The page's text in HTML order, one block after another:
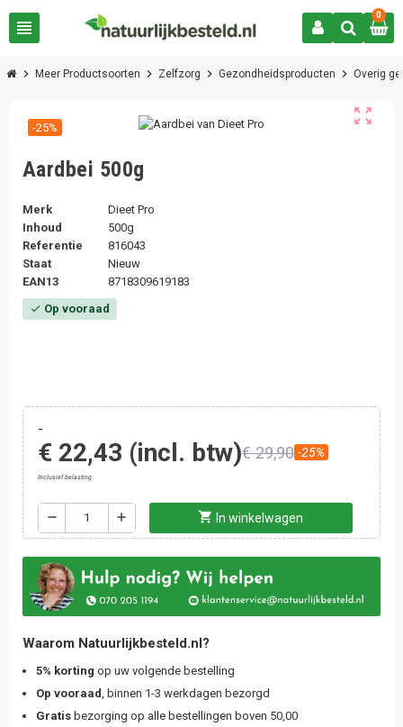
view_headline
0
chevron_right Meer Productsoorten chevron_right Zelfzorg chevron_right Gezondheidsproducten chevron_right Overig
zoom_out_map
-25%
Aardbei 500g
Merk
Dieet Pro
Inhoud
500g
Referentie
816043
Staat
Nieuw
EAN13
8718309619183
check Op vooraad
-
€ 22,43 (incl. btw)€ 29,90 -25%
Inclusief belasting
remove add shopping_cart In winkelwagen
Waarom Natuurlijkbesteld.nl?
5% korting op uw volgende bestelling
Op vooraad
, binnen 1-3 werkdagen bezorgd
Gratis bezorging op alle bestellingen boven 50,00